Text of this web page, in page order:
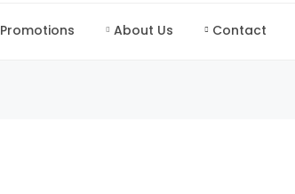
Promotions About Us Contact